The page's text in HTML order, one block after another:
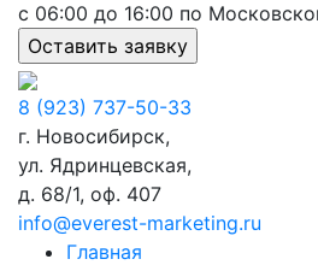
с 06:00 до 16:00 по
8 (923) 737-50-33
г. Новосибирск,
ул. Ядринцевская,
д. 68/1, оф. 407
info@everest-marketing.ru
Главная